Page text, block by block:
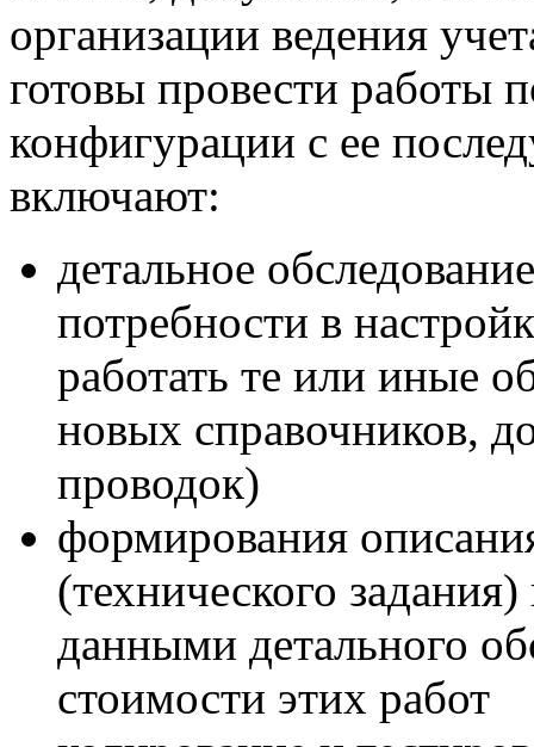
организации ведения
готовы провести работы
конфигурации с ее
включают:
детальное
потребности в
работать те или иные
новых справочников,
проводок)
формирования
(технического
данными детального
стоимости этих работ